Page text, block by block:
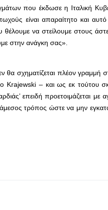
που έκδωσε η Ιταλική
είναι απαραίτητο και
να στείλουμε στους
στην ανάγκη σας».
θα σχηματίζεται πλέον
Krajewski – και ως εκ τούτου
επειδή προετοιμάζεται
τρόπος ώστε να μην